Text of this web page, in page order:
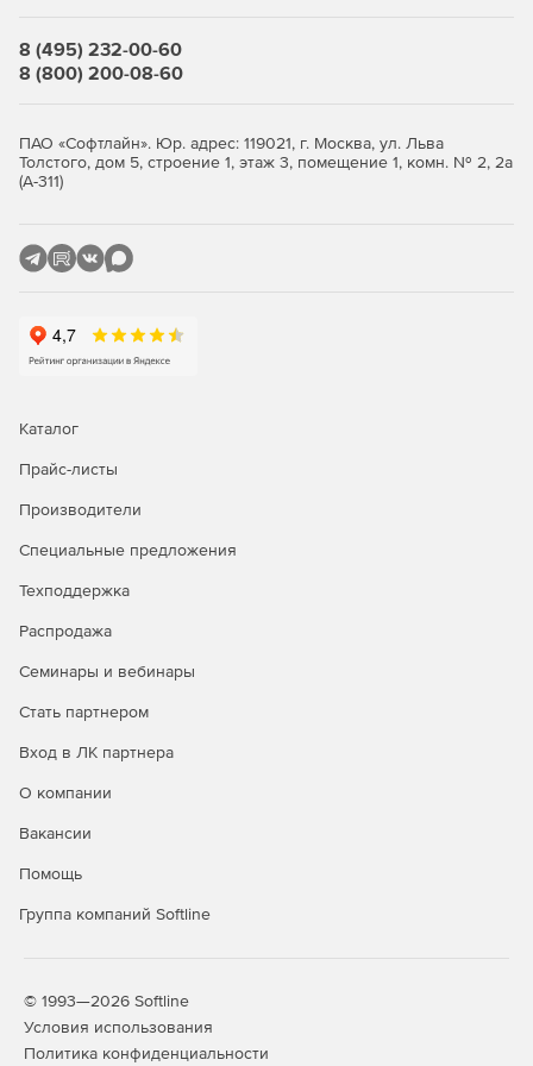
ресурсами:
работы.
Миграция ресурсов из Figma или Sketch, экспорт и
8 (495) 232-00-60
8 (800) 200-08-60
ПАО «Софтлайн». Юр. адрес: 119021, г. Москва, ул. Льва
Толстого, дом 5, строение 1, этаж 3, помещение 1, комн. № 2, 2а
(А-311)
Каталог
Прайс-листы
Производители
Специальные предложения
Техподдержка
Распродажа
Семинары и вебинары
Стать партнером
Вход в ЛК партнера
О компании
Вакансии
Помощь
Группа компаний Softline
© 1993—2026 Softline
Условия использования
Политика конфиденциальности